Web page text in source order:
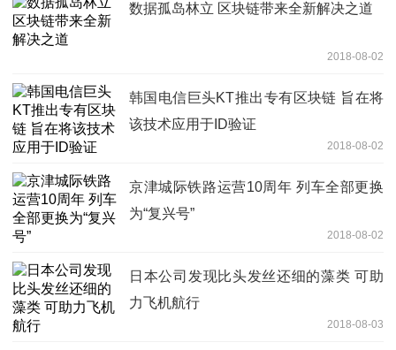
数据孤岛林立 区块链带来全新解决之道
2018-08-02
韩国电信巨头KT推出专有区块链 旨在将
该技术应用于ID验证
2018-08-02
京津城际铁路运营10周年 列车全部更换
为“复兴号”
2018-08-02
日本公司发现比头发丝还细的藻类 可助
力飞机航行
2018-08-03